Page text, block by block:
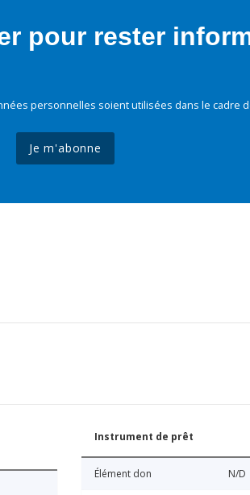
pour rester
personnelles soient utilisées dans le cadre
Je m'abonne
Instrument de prêt
Élément don N/D